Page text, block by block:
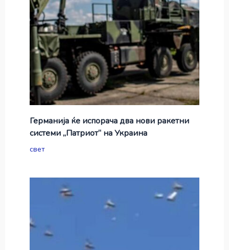
Германија ќе испорача два нови ракетни
системи „Патриот“ на Украина
свет